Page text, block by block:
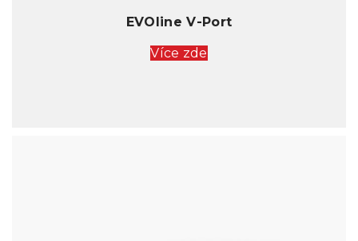
EVOline V-Port
Více zde